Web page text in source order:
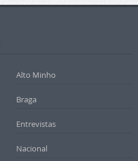
Alto Minho
Braga
Entrevistas
Nacional